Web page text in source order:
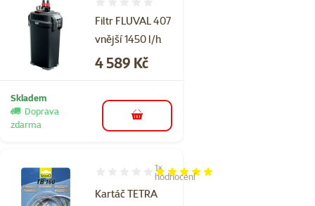
Filtr FLUVAL 407
vnější 1450 l/h
Cena
4 589 Kč
Skladem
Doprava
zdarma
do košíku
Kartáč TETRA
Hodnocení 100%, počet hodnocení: 1
1×
hodnocení